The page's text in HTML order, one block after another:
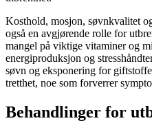
Kosthold, mosjon, søvnkvalitet
også en avgjørende rolle for
mangel på viktige vitaminer og
energiproduksjon og
søvn og eksponering for
tretthet, noe som forverrer
Behandlinger for